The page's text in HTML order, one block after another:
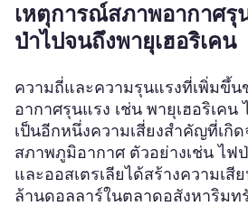
เหตุการณ์สภาพอากาศรุ
ป่าไปจนถึงพายุเฮอริเคน
ความถี่และความรุนแรงที่เพิ่มขึ้
อากาศรุนแรง เช่น พายุเฮอริเค
เป็นอีกหนึ่งความเสี่ยงสำคัญที่เกิ
สภาพภูมิอากาศ ตัวอย่างเช่น ไฟ
และออสเตรเลียได้สร้างความเ
ล้านดอลลาร์ในตลาดอสังหาริมท